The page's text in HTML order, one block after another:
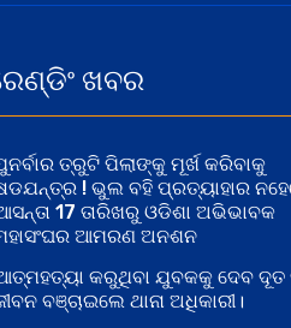
ଖବର
ତ୍ରୁଟି ପିଲାଙ୍କୁ ମୂର୍ଖ କରିବାକୁ
! ଭୁଲ ବହି ପ୍ରତ୍ୟାହାର
17 ତାରିଖରୁ ଓଡିଶା ଅଭିଭାବକ
ଆମରଣ ଅନଶନ
କରୁଥିବା ଯୁବକକୁ ଦେବ ଦୂତ
ବଞ୍ଚାଇଲେ ଥାନା ଅଧିକାରୀ।